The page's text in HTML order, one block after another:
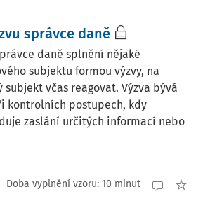
správce daně
daně splnění nějaké
subjektu formou výzvy, na
včas reagovat. Výzva bývá
kontrolních postupech, kdy
zaslání určitých informací nebo
Doba vyplnění vzoru: 10 minut